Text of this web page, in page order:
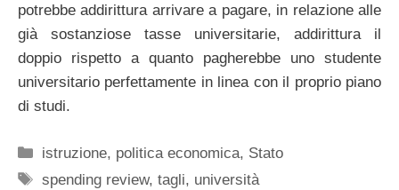
potrebbe addirittura arrivare a pagare, in relazione alle
già sostanziose tasse universitarie, addirittura il
doppio rispetto a quanto pagherebbe uno studente
universitario perfettamente in linea con il proprio piano
di studi.
Categorie
istruzione, politica economica, Stato
Tag
spending review,tagli, università